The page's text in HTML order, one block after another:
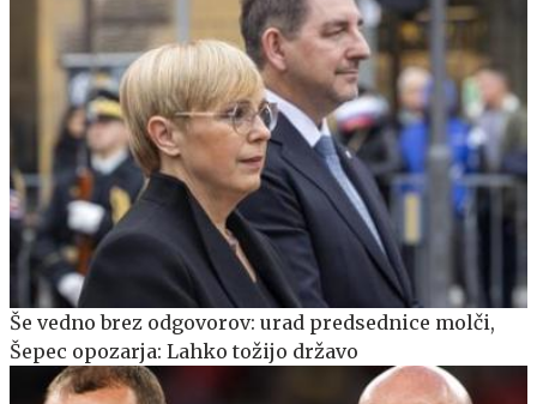
Še vedno brez odgovorov: urad predsednice molči,
Šepec opozarja: Lahko tožijo državo